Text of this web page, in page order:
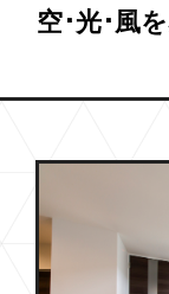
空･光･風